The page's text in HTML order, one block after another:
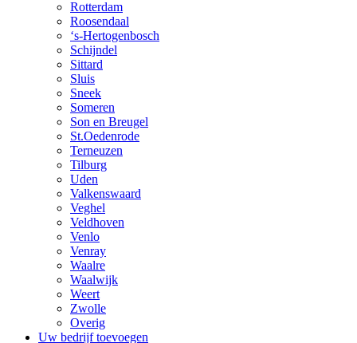
Rotterdam
Roosendaal
‘s-Hertogenbosch
Schijndel
Sittard
Sluis
Sneek
Someren
Son en Breugel
St.Oedenrode
Terneuzen
Tilburg
Uden
Valkenswaard
Veghel
Veldhoven
Venlo
Venray
Waalre
Waalwijk
Weert
Zwolle
Overig
Uw bedrijf toevoegen